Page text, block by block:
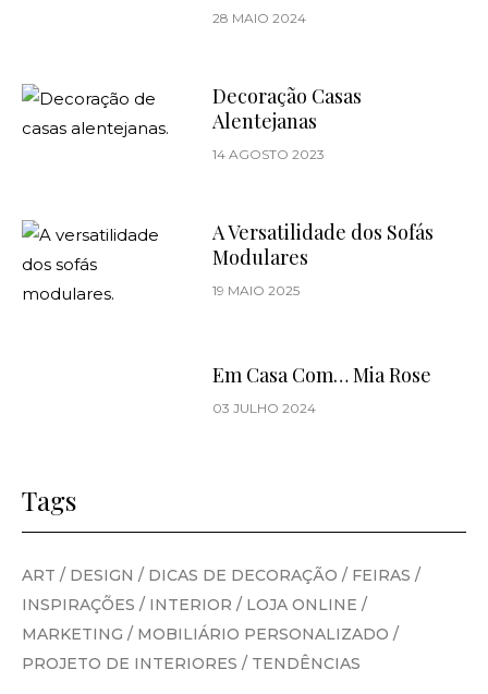
28 MAIO 2024
Decoração Casas
Alentejanas
14 AGOSTO 2023
A Versatilidade dos Sofás
Modulares
19 MAIO 2025
Em Casa Com… Mia Rose
03 JULHO 2024
Tags
ART / DESIGN / DICAS DE DECORAÇÃO / FEIRAS /
INSPIRAÇÕES / INTERIOR / LOJA ONLINE /
MARKETING / MOBILIÁRIO PERSONALIZADO /
PROJETO DE INTERIORES / TENDÊNCIAS